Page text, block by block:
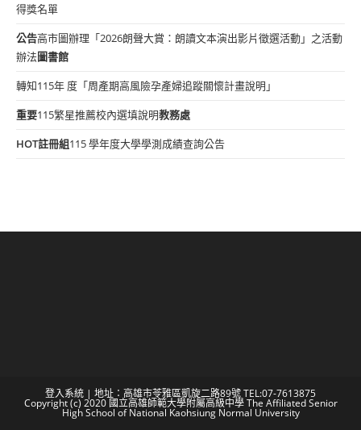
得獎名單
公告高市圖辦理「2026朗聲大賞：朗讀文本演出影片徵選活動」之活動
辦法圖書館
轉知115年 度「周產期高風險孕產婦追蹤關懷計畫說明」
重要115繁星推薦校內選填說明教務處
HOT註冊組115 學年度大學學測成績查詢公告
登入系統 | 地址：高雄市苓雅區凱旋二路89號 TEL:07-7613875
Copyright (c) 2020 國立高雄師範大學附屬高級中學 The Affiliated Senior
High School of National Kaohsiung Normal University